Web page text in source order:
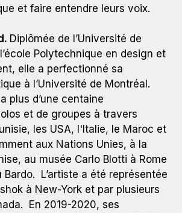
et faire entendre leurs voix.
Diplômée de l’Université de
Polytechnique en design et
elle a perfectionné sa
à l’Université de Montréal.
plus d’une centaine
et de groupes à travers
les USA, l'Italie, le Maroc et
aux Nations Unies, à la
au musée Carlo Blotti à Rome
Bardo. L’artiste a été représentée
à New-York et par plusieurs
En 2019-2020, ses